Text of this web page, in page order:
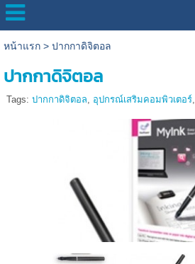
หน้าแรก> ปากกาดิจิตอล
ปากกาดิจิตอล
Tags: ปากกาดิจิตอล, อุปกรณ์เสริมคอมพิวเตอร์,